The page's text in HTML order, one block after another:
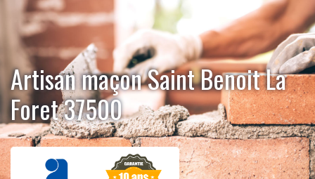
Artisan maçon Saint Benoit La
Foret 37500